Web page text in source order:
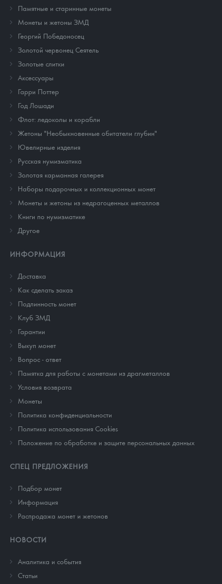
Памятные и старинные монеты
Монеты и жетоны ЗМД
Георгий Победоносец
Золотой червонец Сеятель
Золотые слитки
Аксессуары
Гарри Поттер
Год Лошади
Флот: ледоколы и корабли
Жетоны "Необыкновенные обитатели глубин"
Ювелирные изделия
Русская нумизматика
Золотая карманная галерея
Наборы подарочных и коллекционных монет
Монеты и жетоны из недрагоценных металлов
Книги по нумизматике
Другое
ИНФОРМАЦИЯ
Доставка
Как сделать заказ
Подлинность монет
Клуб ЗМД
Гарантии
Выкуп монет
Вопрос - ответ
Памятка для работы с монетами из драгметаллов
Условия возврата
Монеты
Политика конфиденциальности
Политика использования Cookies
Положение по обработке и защите персональных данных
СПЕЦ ПРЕДЛОЖЕНИЯ
Подбор монет
Информация
Распродажа монет и жетонов
НОВОСТИ
Аналитика и события
Cтатьи